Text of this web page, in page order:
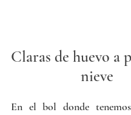
Claras de huevo a
nieve
En el bol donde